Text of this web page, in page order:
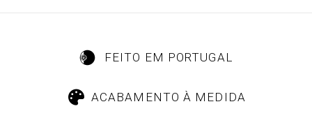
FEITO EM PORTUGAL
ACABAMENTO À MEDIDA